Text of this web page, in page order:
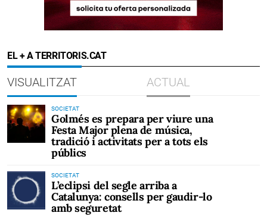
EL + A TERRITORIS.CAT
VISUALITZAT ACTUAL
SOCIETAT
Golmés es prepara per viure una
Festa Major plena de música,
tradició i activitats per a tots els
públics
SOCIETAT
L’eclipsi del segle arriba a
Catalunya: consells per gaudir-lo
amb seguretat